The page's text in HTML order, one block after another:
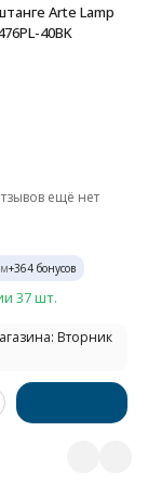
Arte Lamp
40BK
ещё нет
+364бонусов
37 шт.
Вторник